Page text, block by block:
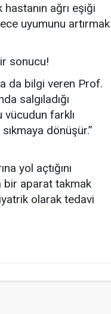
ağrı eşiği
uyumunu artırmak
sonucu!
da bilgi veren Prof.
salgıladığı
farklı
dönüşür.”
yol açtığını
bir aparat takmak
olarak tedavi